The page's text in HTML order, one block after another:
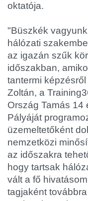
oktatója.
"Büszkék
hálózati
az igazán szűk
időszakban,
tantermi
Zoltán, a
Ország Tamás
Pályáját
üzemeltetőként
nemzetközi
az időszakra
hogy tartsak
vált a fő
tagjaként